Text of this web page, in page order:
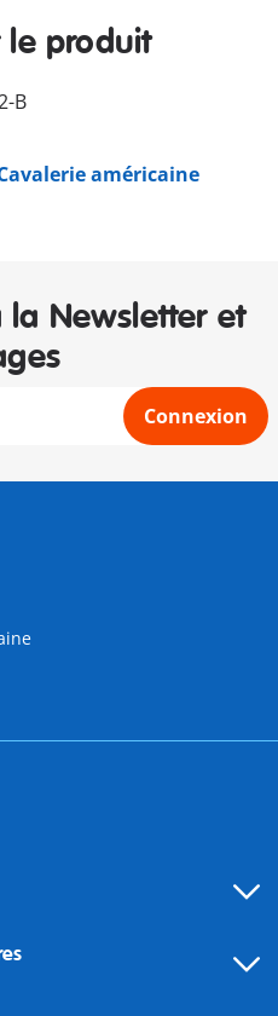
américaine
le produit
B
Newsletter et
Connexion